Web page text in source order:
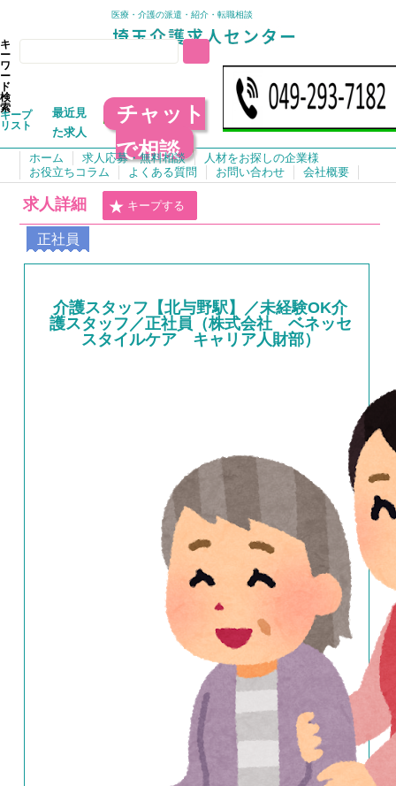
医療・介護の派遣・紹介・転職相談
キ
ー
ワ
ー
ド
検
索
キープ
リスト
最近見
た求人
チャット
で相談
ホーム 求人応募・無料相談
人材をお探しの企業様
お役立ちコラム
よくある質問 お問い合わせ 会社概要
求人詳細 キープする
正社員
介護スタッフ【北与野駅】／未経験OK介
護スタッフ／正社員（株式会社 ベネッセ
スタイルケア キャリア人財部）